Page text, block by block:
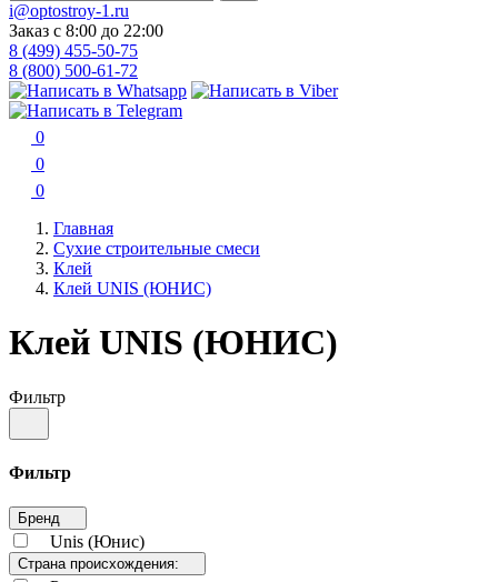
i@optostroy-1.ru
Заказ с 8:00 до 22:00
8 (499) 455-50-75
8 (800) 500-61-72
0
0
0
Главная
Сухие строительные смеси
Клей
Клей UNIS (ЮНИС)
Клей UNIS (ЮНИС)
Фильтр
Фильтр
Бренд
Unis (Юнис)
Страна происхождения: